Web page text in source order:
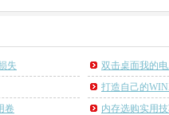
失
双击桌面我的
打造自己的
卷
内存选购实用